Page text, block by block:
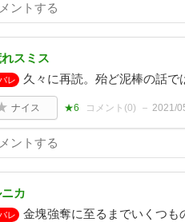
スミス
レ 久々に再読。殆ど泥棒の話で
ナイス ★6 コメント(0) 2021/
カ
レ
金塊強奪に至るまでいくつも